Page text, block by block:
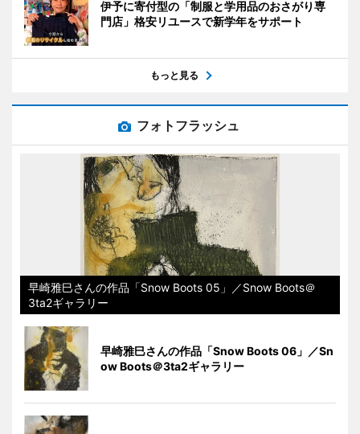
伊予に寄付型の「制服と学用品のおさがり専
門店」格安リユースで新学年をサポート
もっと見る
フォトフラッシュ
早崎雅巳さんの作品「Snow Boots 05」／Snow Boots＠
3ta2ギャラリー
早崎雅巳さんの作品「Snow Boots 06」／Sn
ow Boots＠3ta2ギャラリー